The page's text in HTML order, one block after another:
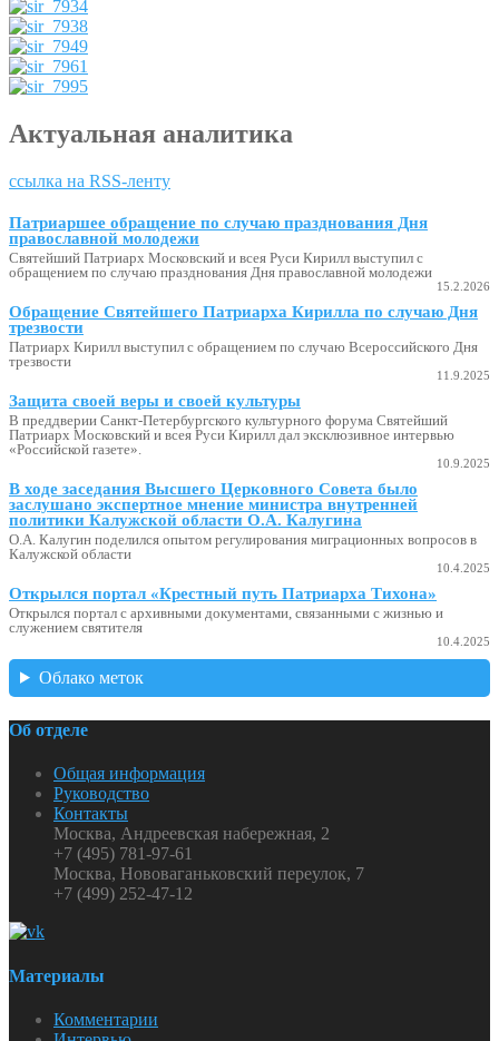
Актуальная аналитика
ссылка на RSS-ленту
Патриаршее обращение по случаю празднования Дня
православной молодежи
Святейший Патриарх Московский и всея Руси Кирилл выступил с
обращением по случаю празднования Дня православной молодежи
15.2.2026
Обращение Святейшего Патриарха Кирилла по случаю Дня
трезвости
Патриарх Кирилл выступил с обращением по случаю Всероссийского Дня
трезвости
11.9.2025
Защита своей веры и своей культуры
В преддверии Санкт-Петербургского культурного форума Святейший
Патриарх Московский и всея Руси Кирилл дал эксклюзивное интервью
«Российской газете».
10.9.2025
В ходе заседания Высшего Церковного Совета было
заслушано экспертное мнение министра внутренней
политики Калужской области О.А. Калугина
О.А. Калугин поделился опытом регулирования миграционных вопросов в
Калужской области
10.4.2025
Открылся портал «Крестный путь Патриарха Тихона»
Открылся портал с архивными документами, связанными с жизнью и
служением святителя
10.4.2025
Облако меток
Об отделе
Общая информация
Руководство
Контакты
Москва, Андреевская набережная, 2
+7 (495) 781-97-61
Москва, Нововаганьковский переулок, 7
+7 (499) 252-47-12
Материалы
Комментарии